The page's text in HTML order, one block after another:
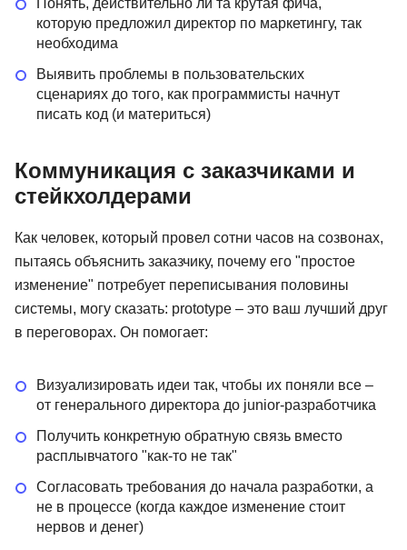
которую предложил директор по маркетингу, так
необходима
Выявить проблемы в пользовательских
сценариях до того, как программисты начнут
писать код (и материться)
Коммуникация с заказчиками и
стейкхолдерами
Как человек, который провел сотни часов на созвонах,
пытаясь объяснить заказчику, почему его "простое
изменение" потребует переписывания половины
системы, могу сказать: prototype – это ваш лучший друг
в переговорах. Он помогает:
Визуализировать идеи так, чтобы их поняли все –
от генерального директора до junior-разработчика
Получить конкретную обратную связь вместо
расплывчатого "как-то не так"
Согласовать требования до начала разработки, а
не в процессе (когда каждое изменение стоит
нервов и денег)